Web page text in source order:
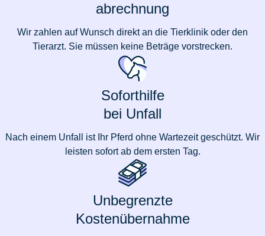
abrechnung
Wir zahlen auf Wunsch direkt an die Tierklinik oder den
Tierarzt. Sie müssen keine Beträge vorstrecken.
Soforthilfe
bei Unfall
Nach einem Unfall ist Ihr Pferd ohne Wartezeit geschützt. Wir
leisten sofort ab dem ersten Tag.
Unbegrenzte
Kostenübernahme